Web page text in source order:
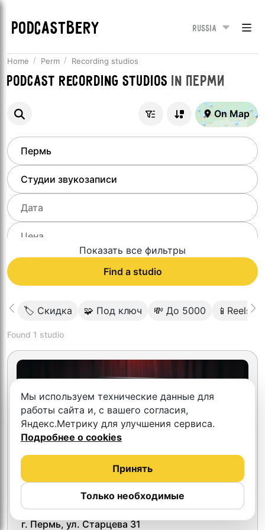
PODCASTBERY Russia
Home Perm Recording studios
Podcast recording studios in Перми
On Map
Показать все фильтры
Find a studio
🏷 Скидка 🧩 Под ключ 💸 До 5000 📱Reels/
Found 1 studio
ДН studio
г. Пермь, ул. Старцева 31
Мы используем технические данные для
работы сайта и, с вашего согласия,
Яндекс.Метрику для улучшения сервиса.
Подробнее о cookies
Только необходимые
Принять